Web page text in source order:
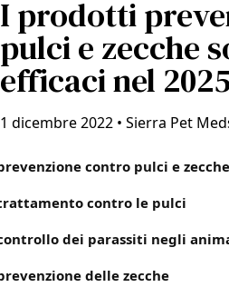
I prodotti
pulci e zecche
efficaci nel
1 dicembre 2022 • Sierra Pet
contro pulci e zecche
contro le pulci
dei parassiti negli
delle zecche